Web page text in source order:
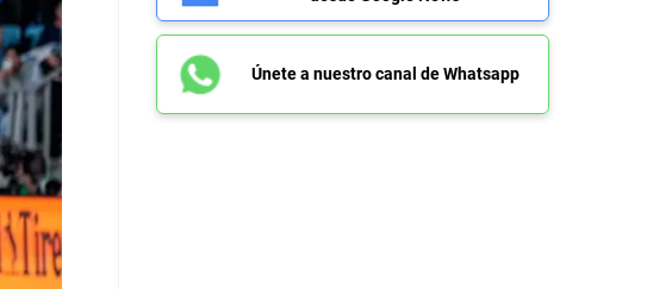
Únete a nuestro canal de Whatsapp